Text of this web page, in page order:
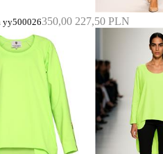
yy500026350,00 227,50 PLN